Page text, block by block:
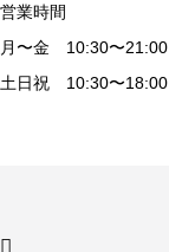
営業時間
月〜金 10:30〜21:00
土日祝 10:30〜18:00